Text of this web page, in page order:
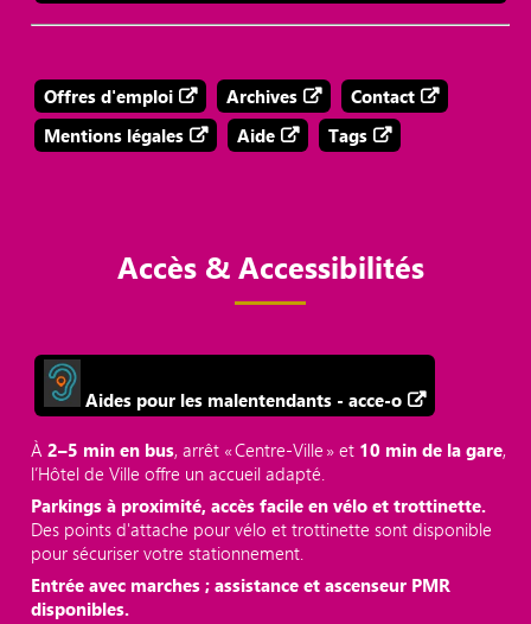
Offres d'emploi Archives
Contact
Mentions légales
Aide Tags
Accès & Accessibilités
Aides pour les malentendants - acce-o
À2–5 min en bus, arrêt « Centre‑Ville » et 10 min de la gare,
l’Hôtel de Ville offre un accueil adapté.
Parkings à proximité, accès facile en vélo et trottinette.
Des points d'attache pour vélo et trottinette sont disponible
pour sécuriser votre stationnement.
Entrée avec marches ; assistance et ascenseur PMR
disponibles.